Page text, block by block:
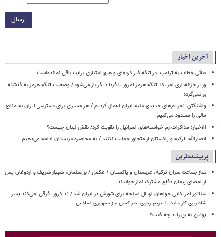
ارسال
آخرین اخبار
بقائی خطاب به ترامپ: در تنگه گیر کرده‌ای و هیچ اعتباری برایت باقی نمانده‌است
وزیر خزانه‌داری آمریکا: تنگه هرمز امروز یا فردا دیگر باز می‌شود / وضعیت تنگه هرمز به گذشته
بر نمی‌گردد
واشنگتن: تحریم‌های جدیدی علیه ایران اعمال کردیم / هر مسیری برای دسترسی ایران به منابع
مالی را مسدود می‌کنیم
الاخبار: مذاکرات رم خواسته‌های اسرائیل را تقویت کرد/ نقش لبنان چیست؟
انصارالله: ترکیه و پاکستان از متجاوز حمایت نکنند / به محاصره عربستان ادامه می‌دهیم
پربیننده‌ترین
نماز جماعت سران ترکیه، عربستان و پاکستان + عکس / بن‌سلمان، شهباز شریف و اردوغان پس
از امضای پیمان دفاع مشترک نماز خواندند
سناتور آمریکایی خواهان ارسال اسلحه برای شورش در ایران شد / تد کروز: فرقی نمی‌کند پسر
شاه روی کار بیاید یا مریم رجوی، هر کسی جز جمهوری اسلامی
پوتین به بن زاید چه گفت؟